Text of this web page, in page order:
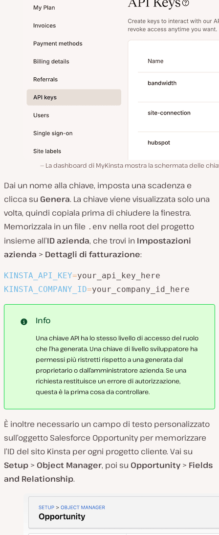
La dashboard di MyKinsta mostra la schermata delle
Dai un nome alla chiave, imposta una scadenza e
clicca su Genera. La chiave viene visualizzata solo una
volta, quindi copiala prima di chiudere la finestra.
Memorizzala in un file .env nella root del progetto
insieme all’ID azienda, che trovi in Impostazioni
azienda > Dettagli di fatturazione:
KINSTA_API_KEY=
KINSTA_COMPANY_ID=
Info
Una chiave API ha lo stesso livello di accesso del ruolo
che l’ha generata. Una chiave di livello sviluppatore ha
permessi più ristretti rispetto a una generata dal
proprietario o dall’amministratore azienda. Se una
richiesta restituisce un errore di autorizzazione,
questa è la prima cosa da controllare.
È inoltre necessario un campo di testo personalizzato
sull’oggetto Salesforce Opportunity per memorizzare
l’ID del sito Kinsta per ogni progetto cliente. Vai su
Setup > Object Manager, poi su Opportunity > Fields
and Relationship.